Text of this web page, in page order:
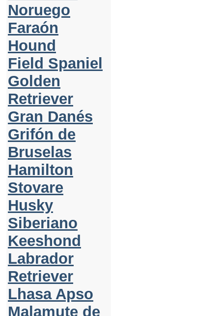
Noruego
Faraón
Hound
Field Spaniel
Golden
Retriever
Gran Danés
Grifón de
Bruselas
Hamilton
Stovare
Husky
Siberiano
Keeshond
Labrador
Retriever
Lhasa Apso
Malamute de